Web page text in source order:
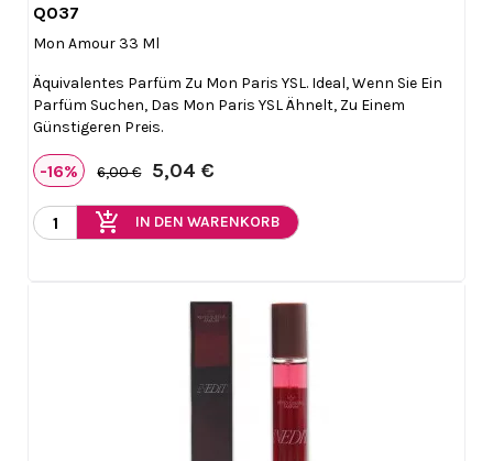
Q037
Mon Amour 33 Ml
Äquivalentes Parfüm Zu Mon Paris YSL. Ideal, Wenn Sie Ein
Parfüm Suchen, Das Mon Paris YSL Ähnelt, Zu Einem
Günstigeren Preis.
-16% 6,00 € 5,04 €
add_shopping_cart IN DEN WARENKORB